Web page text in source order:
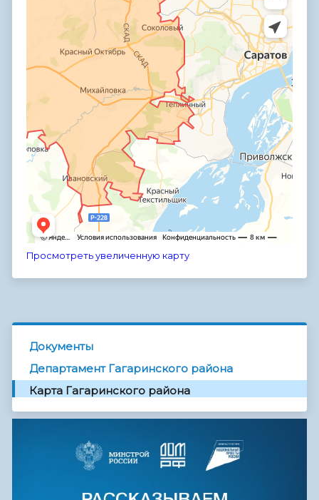
Просмотреть увеличенную карту
Документы
Департамент Гагаринского района
Карта Гагаринского района